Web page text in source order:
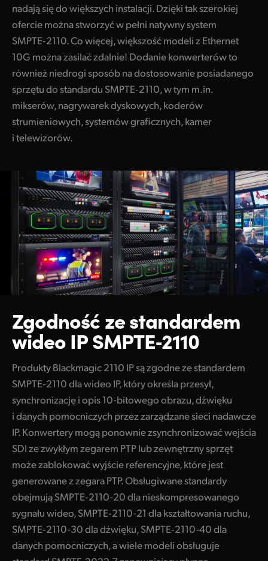
Przełączniki Ethernet
Blackmagic Ethernet Switch 360P
Przechwytywanie i odtwarzanie
DeckLink IP 100G
Nagrywarki dyskowe
Miksery
ATEM 4 M/E Constellation IP
ATEM 4 M/E Constellation IP Plus
ATEM Monitoring Rack Panel 20
ATEM Monitoring Rack Panel 40
Kamery
Blackmagic URSA Cine 12K 100G
Nadawcze audio
Fairlight Live
Fairlight Live Audio Panels
Zawiera protokół NMOS do budowy wirtualnego routera
P
rawdziwie 10-bitowa jakość transmisji obrazu
Redundancja SMPTE-2022‑7
Niskie koszty, wysoki klatkaż Ultra HD
HDMI idealny do telewizorów, monitorów i projektorów
nadają się do większych instalacji. Dzięki tak szerokiej
ofercie można stworzyć w pełni natywny system
SMPTE‑2110. Co więcej, większość modeli z Ethernet
10G można zasilać zdalnie! Dodanie konwerterów to
również niedrogi sposób na dostosowanie posiadanego
sprzętu do standardu SMPTE‑2110, w tym m.in.
mikserów, nagrywarek dyskowych, koderów
strumieniowych, systemów graficznych, kamer
i telewizorów.
Zgodność ze standardem
wideo IP SMPTE‑2110
Produkty Blackmagic 2110 IP są zgodne ze standardem
SMPTE‑2110 dla wideo IP, który określa przesył,
synchronizację i opis 10-bitowego obrazu, dźwięku
i danych pomocniczych przez zarządzane sieci nadawcze
IP. Konwertery mogą ponownie zsynchronizować wejścia
SDI ze zwykłym zegarem PTP lub zewnętrzny sprzęt
może zablokować wyjście referencyjne, które jest
generowane z zegara PTP. Obsługiwane standardy
obejmują SMPTE‑2110-20 dla nieskompresowanego
sygnału wideo, SMPTE‑2110-21 dla kształtowania ruchu,
SMPTE‑2110-30 dla dźwięku, SMPTE‑2110-40 dla
danych pomocniczych, a wiele modeli obsługuje